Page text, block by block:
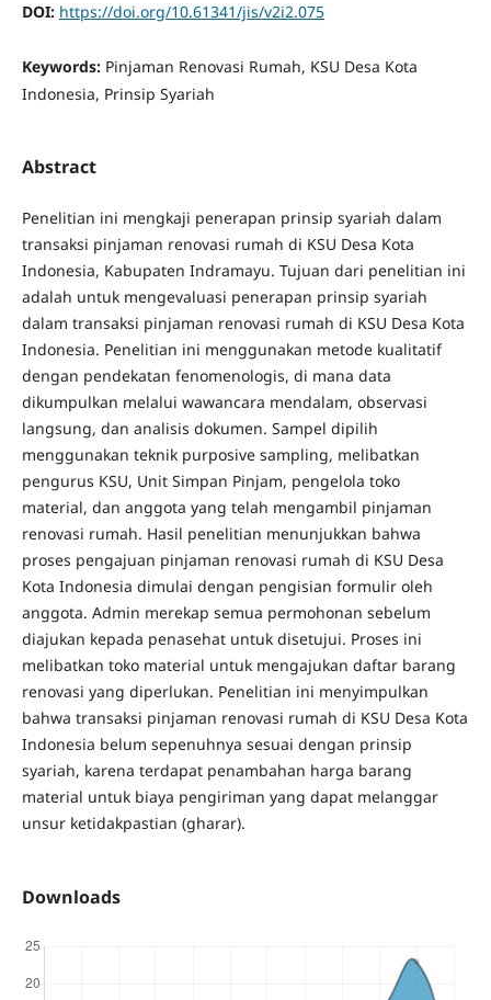
DOI: https://doi.org/10.61341/jis/v2i2.075
Keywords: Pinjaman Renovasi Rumah, KSU Desa Kota
Indonesia, Prinsip Syariah
Abstract
Penelitian ini mengkaji penerapan prinsip syariah dalam
transaksi pinjaman renovasi rumah di KSU Desa Kota
Indonesia, Kabupaten Indramayu. Tujuan dari penelitian ini
adalah untuk mengevaluasi penerapan prinsip syariah
dalam transaksi pinjaman renovasi rumah di KSU Desa Kota
Indonesia. Penelitian ini menggunakan metode kualitatif
dengan pendekatan fenomenologis, di mana data
dikumpulkan melalui wawancara mendalam, observasi
langsung, dan analisis dokumen. Sampel dipilih
menggunakan teknik purposive sampling, melibatkan
pengurus KSU, Unit Simpan Pinjam, pengelola toko
material, dan anggota yang telah mengambil pinjaman
renovasi rumah. Hasil penelitian menunjukkan bahwa
proses pengajuan pinjaman renovasi rumah di KSU Desa
Kota Indonesia dimulai dengan pengisian formulir oleh
anggota. Admin merekap semua permohonan sebelum
diajukan kepada penasehat untuk disetujui. Proses ini
melibatkan toko material untuk mengajukan daftar barang
renovasi yang diperlukan. Penelitian ini menyimpulkan
bahwa transaksi pinjaman renovasi rumah di KSU Desa Kota
Indonesia belum sepenuhnya sesuai dengan prinsip
syariah, karena terdapat penambahan harga barang
material untuk biaya pengiriman yang dapat melanggar
unsur ketidakpastian (gharar).
Downloads